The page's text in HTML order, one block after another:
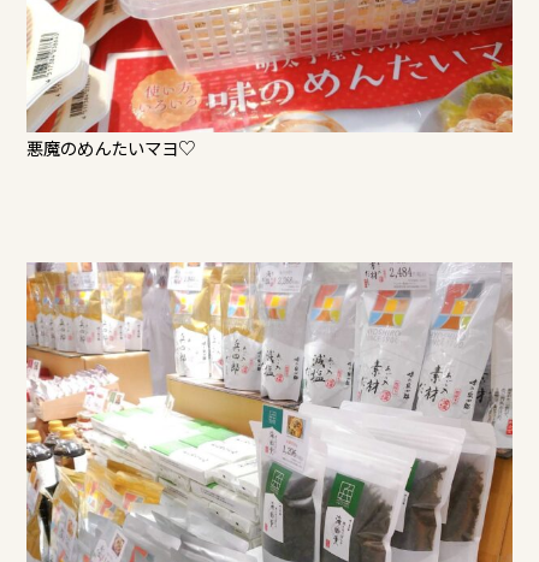
悪魔のめんたいマヨ♡